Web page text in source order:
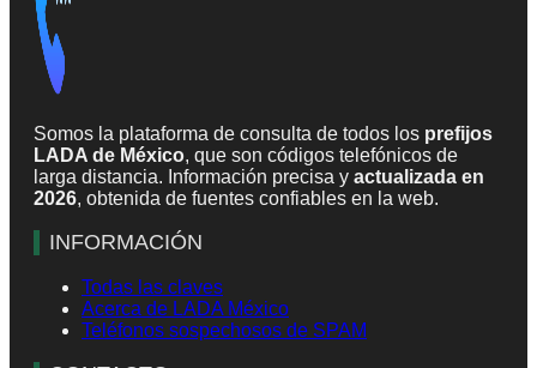
Somos la plataforma de consulta de todos los prefijos
LADA de México, que son códigos telefónicos de
larga distancia. Información precisa y actualizada en
2026, obtenida de fuentes confiables en la web.
INFORMACIÓN
Todas las claves
Acerca de LADA México
Teléfonos sospechosos de SPAM